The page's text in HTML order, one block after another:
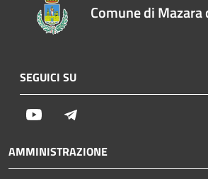
Comune di Mazara
SEGUICI SU
Youtube
AMMINISTRAZIONE